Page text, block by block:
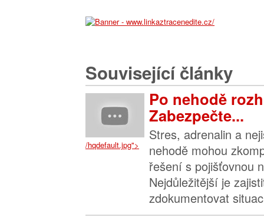
Související články
/hqdefault.jpg">
Po nehodě
Zabezpečte...
Stres, adrenalin a
nehodě mohou
řešení s pojišťovnou
Nejdůležitější je
zdokumentovat